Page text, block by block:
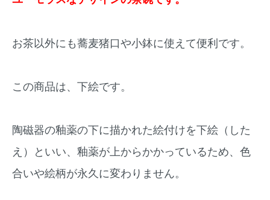
お茶以外にも蕎麦猪口や小鉢に使えて便利です。
この商品は、下絵です。
陶磁器の釉薬の下に描かれた絵付けを下絵（した
え）といい、釉薬が上からかかっているため、色
合いや絵柄が永久に変わりません。